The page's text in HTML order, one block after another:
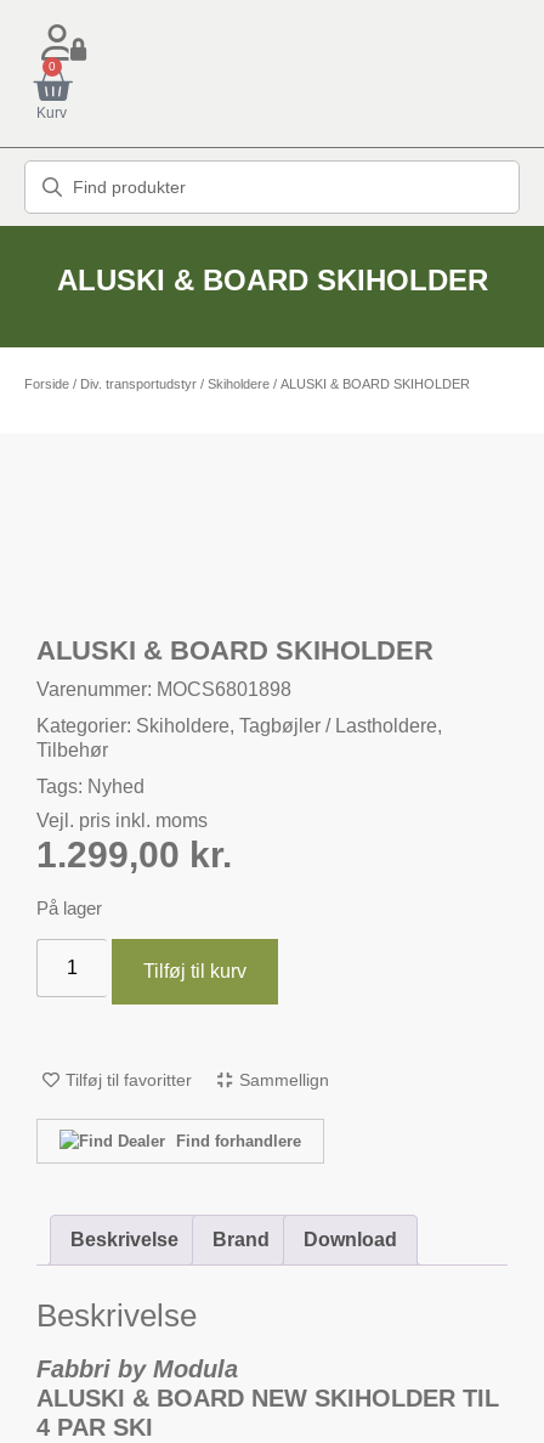
0
Kurv
ALUSKI & BOARD SKIHOLDER
Forside / Div. transportudstyr / Skiholdere / ALUSKI & BOARD SKIHOLDER
ALUSKI & BOARD SKIHOLDER
Varenummer: MOCS6801898
Kategorier: Skiholdere, Tagbøjler / Lastholdere,
Tilbehør
Tags: Nyhed
Vejl. pris inkl. moms
1.299,00 kr.
På lager
Tilføj til kurv
Tilføj til favoritter Sammellign
Find forhandlere
Beskrivelse Brand Download
Beskrivelse
Fabbri by Modula
ALUSKI & BOARD NEW SKIHOLDER TIL
4 PAR SKI